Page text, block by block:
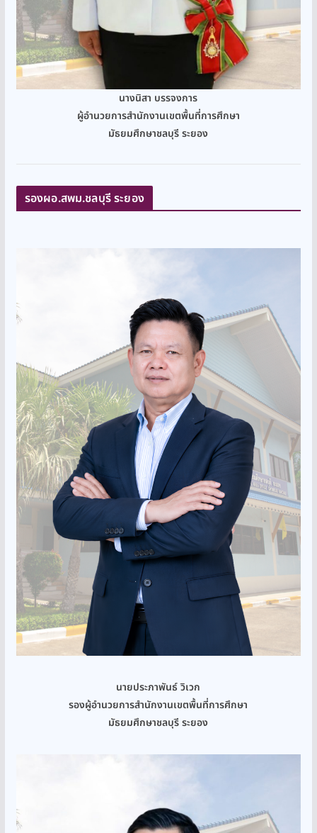
นางนิสา บรรจงการ
ผู้อำนวยการสำนักงานเขตพื้นที่การศึกษา
มัธยมศึกษาชลบุรี ระยอง
รองผอ.สพม.ชลบุรี ระยอง
นายประภาพันธ์ วิเวก
รองผู้อำนวยการสำนักงานเขตพื้นที่การศึกษา
มัธยมศึกษาชลบุรี ระยอง